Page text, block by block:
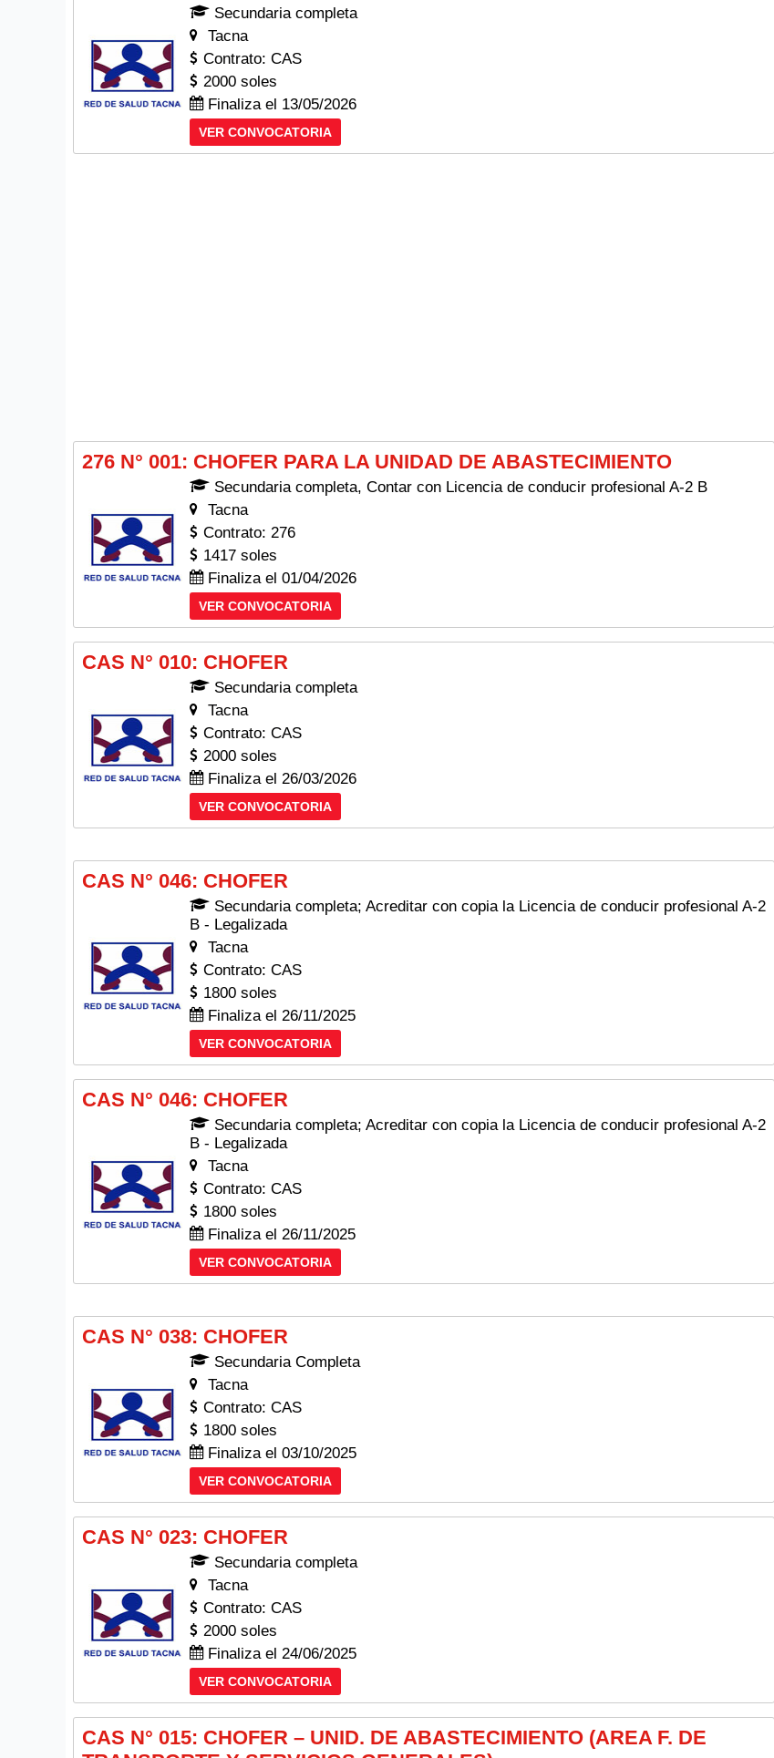
Secundaria completa
Tacna
Contrato: CAS
2000 soles
Finaliza el 13/05/2026
VER CONVOCATORIA
276 N° 001: CHOFER PARA LA UNIDAD DE ABASTECIMIENTO
Secundaria completa, Contar con Licencia de conducir profesional A-2 B
Tacna
Contrato: 276
1417 soles
Finaliza el 01/04/2026
VER CONVOCATORIA
CAS N° 010: CHOFER
Secundaria completa
Tacna
Contrato: CAS
2000 soles
Finaliza el 26/03/2026
VER CONVOCATORIA
CAS N° 046: CHOFER
Secundaria completa; Acreditar con copia la Licencia de conducir profesional A-2
B - Legalizada
Tacna
Contrato: CAS
1800 soles
Finaliza el 26/11/2025
VER CONVOCATORIA
CAS N° 046: CHOFER
Secundaria completa; Acreditar con copia la Licencia de conducir profesional A-2
B - Legalizada
Tacna
Contrato: CAS
1800 soles
Finaliza el 26/11/2025
VER CONVOCATORIA
CAS N° 038: CHOFER
Secundaria Completa
Tacna
Contrato: CAS
1800 soles
Finaliza el 03/10/2025
VER CONVOCATORIA
CAS N° 023: CHOFER
Secundaria completa
Tacna
Contrato: CAS
2000 soles
Finaliza el 24/06/2025
VER CONVOCATORIA
CAS N° 015: CHOFER – UNID. DE ABASTECIMIENTO (AREA F. DE